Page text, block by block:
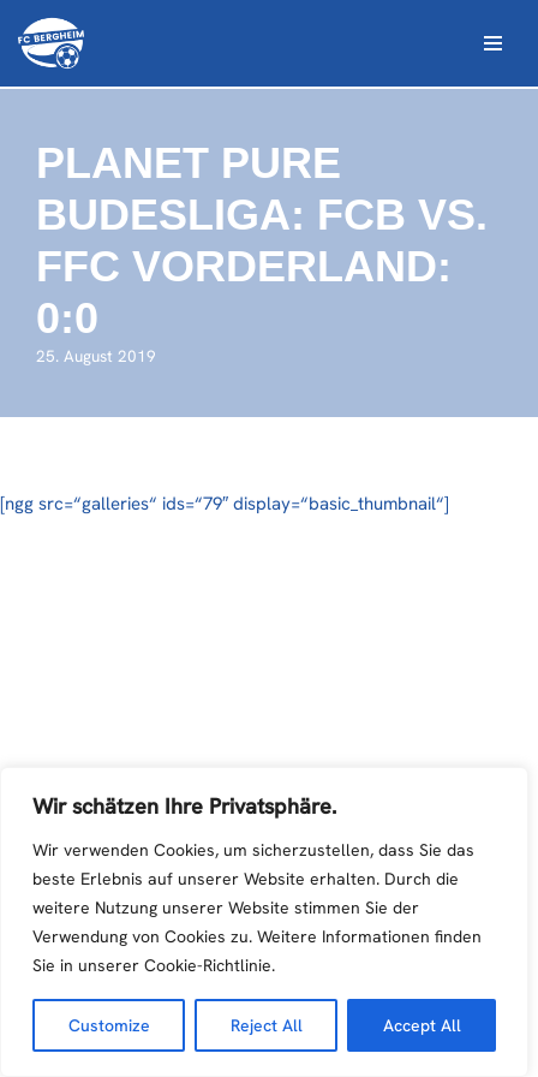
Wir schätzen Ihre Privatsphäre.
Wir verwenden Cookies, um sicherzustellen, dass Sie das
beste Erlebnis auf unserer Website erhalten. Durch die
weitere Nutzung unserer Website stimmen Sie der
Verwendung von Cookies zu. Weitere Informationen finden
Sie in unserer Cookie-Richtlinie.
Customize Reject All Accept All
Zum
Inhalt
PLANET PURE
BUDESLIGA: FCB VS.
FFC VORDERLAND:
0:0
25. August 2019
[ngg src=“galleries“ ids=“79″ display=“basic_thumbnail“]